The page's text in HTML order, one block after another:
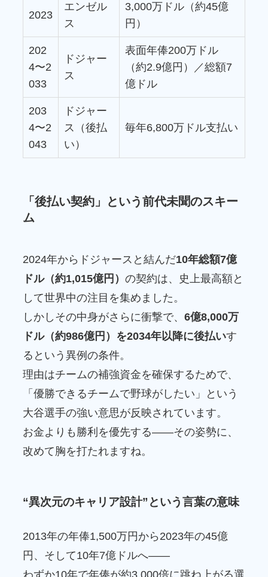
2023
エンゼル
ス
3,000万ドル（約45億
円）
202
4〜2
033
ドジャー
ス
表面年俸200万ドル
（約2.9億円）／総額7
億ドル
203
4〜2
043
ドジャー
ス（後払
い）
毎年6,800万ドル支払い
「後払い契約」という前代未聞のスキー
ム
2024年からドジャースと結んだ10年総額7億
ドル（約1,015億円） の契約は、史上最高額と
して世界中の注目を集めました。
しかしその中身がさらに衝撃で、 6億8,000万
ドル（約986億円）を2034年以降に後払いす
るという異例の条件。
理由はチームの補強資金を確保するためで、
「優勝できるチームで野球がしたい」という
大谷選手の強い意思が反映されています。
お金よりも勝利を優先する――その姿勢に、
改めて胸を打たれますね。
“異次元のキャリア設計”という言葉の意味
2013年の年俸1,500万円から2023年の45億
円、そして10年7億ドルへ――